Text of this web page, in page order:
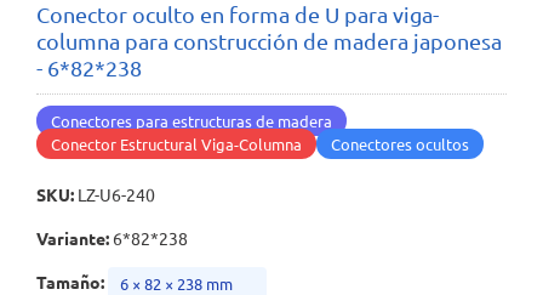
Conector oculto en forma de U para viga-
columna para construcción de madera japonesa
- 6*82*238
Conectores para estructuras de madera
Conector Estructural Viga-Columna
Conectores ocultos
SKU: LZ-U6-240
Variante: 6*82*238
Tamaño:
6 × 82 × 238 mm